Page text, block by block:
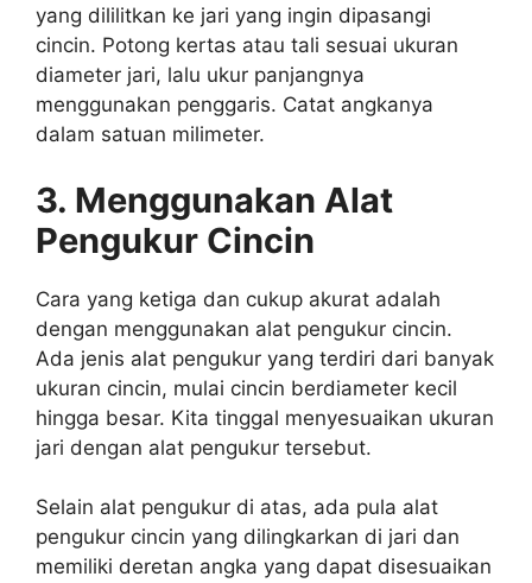
yang dililitkan ke jari yang ingin dipasangi
cincin. Potong kertas atau tali sesuai ukuran
diameter jari, lalu ukur panjangnya
menggunakan penggaris. Catat angkanya
dalam satuan milimeter.
3. Menggunakan Alat
Pengukur Cincin
Cara yang ketiga dan cukup akurat adalah
dengan menggunakan alat pengukur cincin.
Ada jenis alat pengukur yang terdiri dari banyak
ukuran cincin, mulai cincin berdiameter kecil
hingga besar. Kita tinggal menyesuaikan ukuran
jari dengan alat pengukur tersebut.
Selain alat pengukur di atas, ada pula alat
pengukur cincin yang dilingkarkan di jari dan
memiliki deretan angka yang dapat disesuaikan